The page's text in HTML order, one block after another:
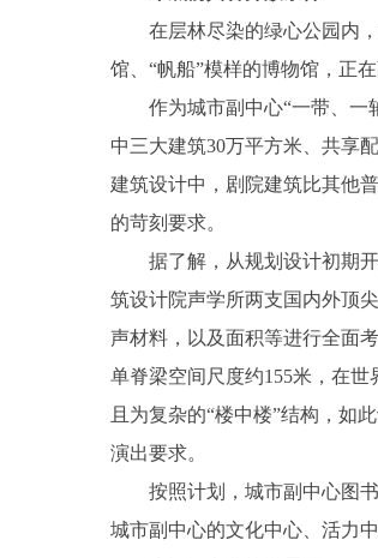
在层林尽染的绿心公园内
馆、“帆船”模样的博物馆，正
作为城市副中心“一带、一
中三大建筑30万平方米、共享
建筑设计中，剧院建筑比其他
的苛刻要求。
据了解，从规划设计初期
筑设计院声学所两支国内外顶
声材料，以及面积等进行全面
单脊梁空间尺度约155米，在
且为复杂的“楼中楼”结构，如
演出要求。
按照计划，城市副中心图
城市副中心的文化中心、活力